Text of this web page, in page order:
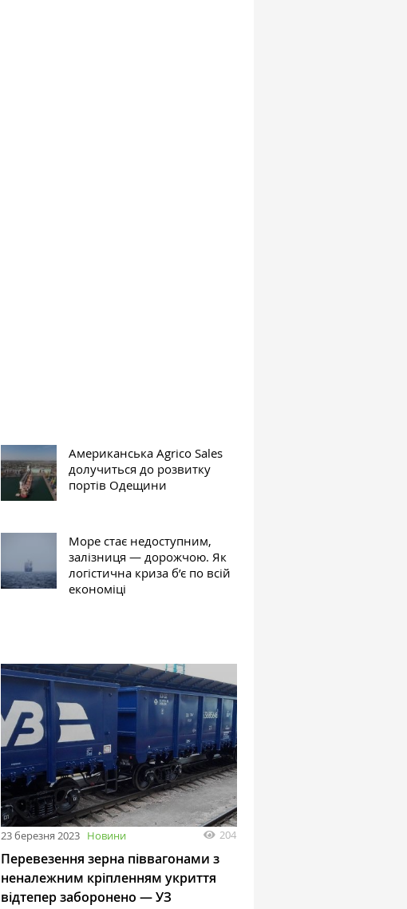
Американська Agrico Sales
долучиться до розвитку
портів Одещини
Море стає недоступним,
залізниця — дорожчою. Як
логістична криза б’є по всій
економіці
23 березня 2023 Новини 204
Перевезення зерна піввагонами з
неналежним кріпленням укриття
відтепер заборонено — УЗ